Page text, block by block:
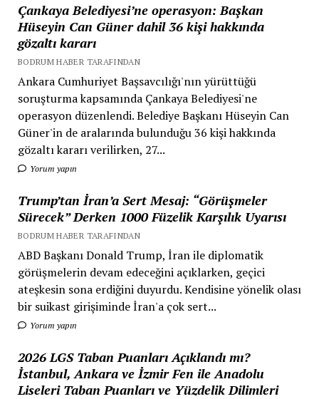
Çankaya Belediyesi’ne operasyon: Başkan
Hüseyin Can Güner dahil 36 kişi hakkında
gözaltı kararı
BODRUM HABER TARAFINDAN
Ankara Cumhuriyet Başsavcılığı'nın yürüttüğü
soruşturma kapsamında Çankaya Belediyesi'ne
operasyon düzenlendi. Belediye Başkanı Hüseyin Can
Güner'in de aralarında bulunduğu 36 kişi hakkında
gözaltı kararı verilirken, 27...
Yorum yapın
Trump’tan İran’a Sert Mesaj: “Görüşmeler
Sürecek” Derken 1000 Füzelik Karşılık Uyarısı
BODRUM HABER TARAFINDAN
ABD Başkanı Donald Trump, İran ile diplomatik
görüşmelerin devam edeceğini açıklarken, geçici
ateşkesin sona erdiğini duyurdu. Kendisine yönelik olası
bir suikast girişiminde İran'a çok sert...
Yorum yapın
2026 LGS Taban Puanları Açıklandı mı?
İstanbul, Ankara ve İzmir Fen ile Anadolu
Liseleri Taban Puanları ve Yüzdelik Dilimleri